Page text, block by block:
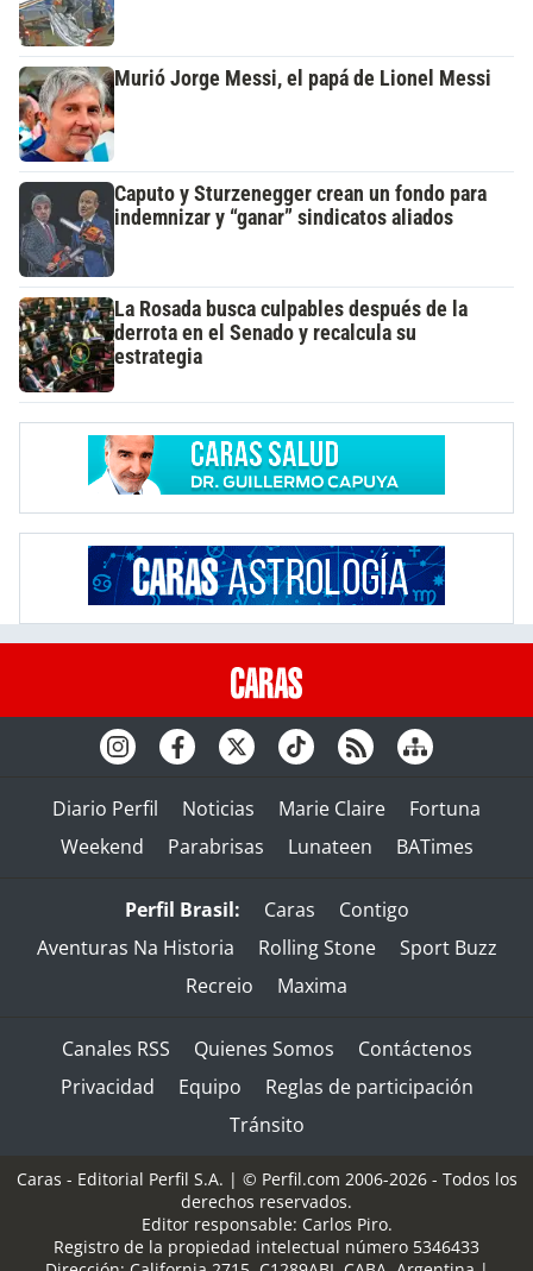
Murió Jorge Messi, el papá de Lionel Messi
Caputo y Sturzenegger crean un fondo para
indemnizar y “ganar” sindicatos aliados
La Rosada busca culpables después de la
derrota en el Senado y recalcula su
estrategia
Diario Perfil Noticias Marie Claire
Fortuna
Weekend
Parabrisas Lunateen BATimes
Perfil Brasil: Caras
Contigo
Aventuras Na Historia
Rolling Stone
Sport Buzz
Recreio
Maxima
Canales RSS Quienes Somos
Contáctenos
Privacidad
Equipo
Reglas de participación
Tránsito
Caras - Editorial Perfil S.A. | © Perfil.com 2006-2026 - Todos los
derechos reservados.
Editor responsable: Carlos Piro.
Registro de la propiedad intelectual número 5346433